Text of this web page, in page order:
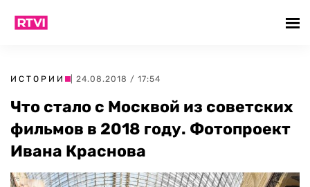
ИСТОРИИ | 24.08.2018 / 17:54
Что стало с Москвой из советских
фильмов в 2018 году. Фотопроект
Ивана Краснова